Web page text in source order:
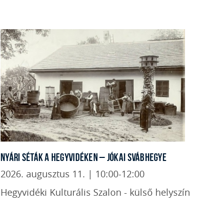
NYÁRI SÉTÁK A HEGYVIDÉKEN – JÓKAI SVÁBHEGYE
2026. augusztus 11. | 10:00-12:00
Hegyvidéki Kulturális Szalon - külső helyszín